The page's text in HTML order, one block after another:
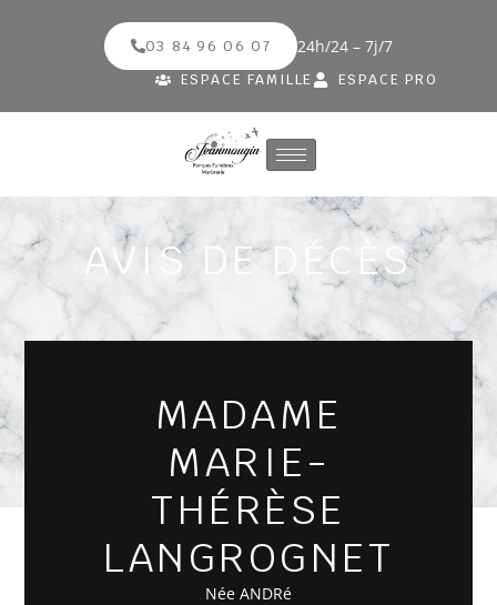
03 84 96 06 07 24h/24 – 7j/7
ESPACE FAMILLE ESPACE PRO
AVIS DE DÉCÈS
MADAME
MARIE-
THÉRÈSE
LANGROGNET
Née ANDRé